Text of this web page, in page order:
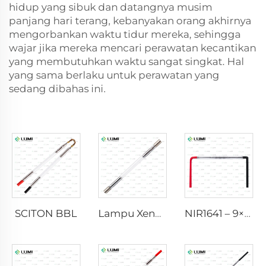
hidup yang sibuk dan datangnya musim
panjang hari terang, kebanyakan orang akhirnya
mengorbankan waktu tidur mereka, sehingga
wajar jika mereka mencari perawatan kecantikan
yang membutuhkan waktu sangat singkat. Hal
yang sama berlaku untuk perawatan yang
sedang dibahas ini.
SCITON BBL Lampu Xenon IPL P1640 – 7×47×110 mm NIR1641 – 9×45×110 mm